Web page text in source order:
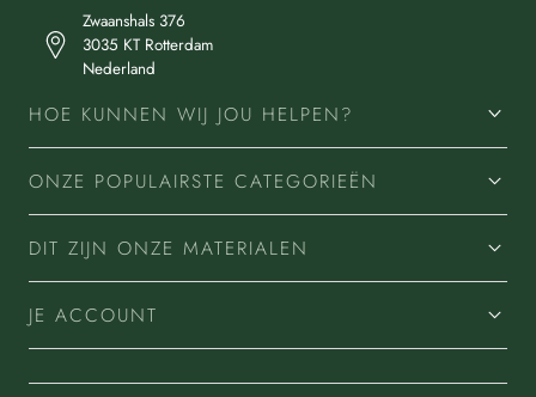
Zwaanshals 376
3035 KT Rotterdam
Nederland
HOE KUNNEN WIJ JOU HELPEN?
ONZE POPULAIRSTE CATEGORIEËN
DIT ZIJN ONZE MATERIALEN
JE ACCOUNT